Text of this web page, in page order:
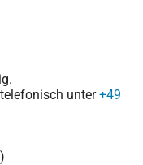
unter+49
)